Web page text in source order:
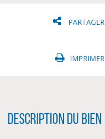
PARTAGER
IMPRIMER
Description du bien